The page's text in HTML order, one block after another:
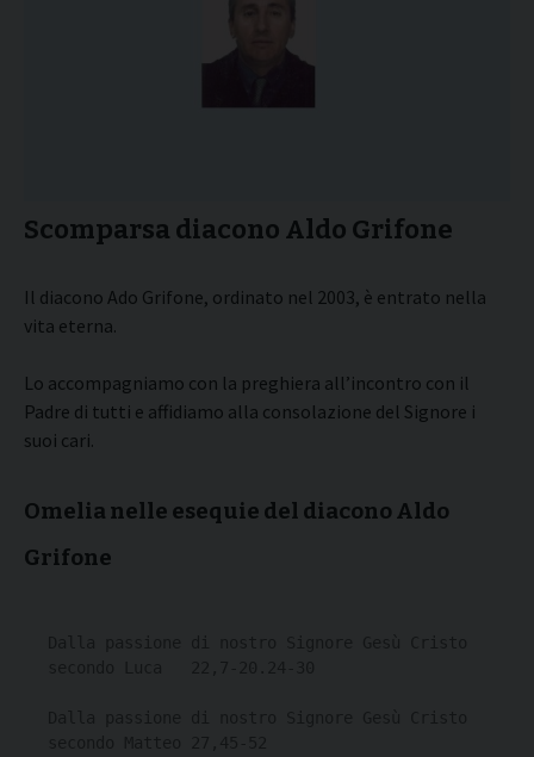
Scomparsa diacono Aldo Grifone
Il diacono Ado Grifone, ordinato nel 2003, è entrato nella
vita eterna.
Lo accompagniamo con la preghiera all’incontro con il
Padre di tutti e affidiamo alla consolazione del Signore i
suoi cari.
Omelia nelle esequie del diacono Aldo
Grifone